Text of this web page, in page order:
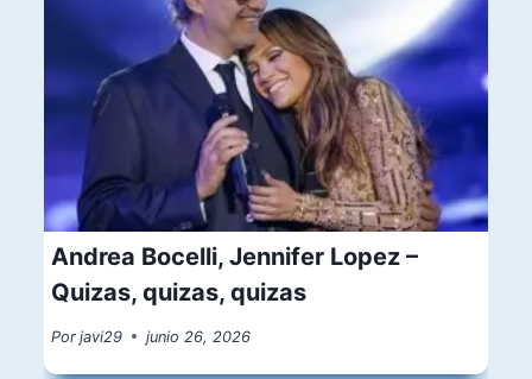
Andrea Bocelli, Jennifer Lopez –
Quizas, quizas, quizas
Por javi29 junio 26, 2026